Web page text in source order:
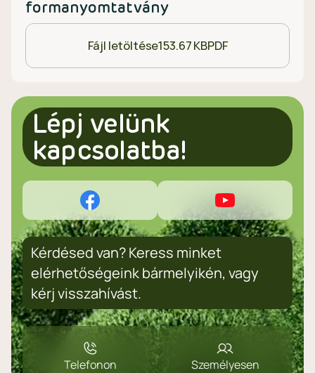
formanyomtatvány
Fájl letöltése153.67 KBPDF
Lépj velünk
kapcsolatba!
Kérdésed van? Keress minket
elérhetőségeink bármelyikén, vagy
kérj visszahívást.
Telefonon Személyesen